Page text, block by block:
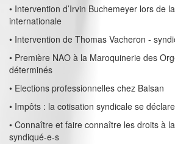
• Intervention d’Irvin Buchemeyer lors de
internationale
• Intervention de Thomas Vacheron -
• Première NAO à la Maroquinerie des
déterminés
• Elections professionnelles chez Balsan
• Impôts : la cotisation syndicale se déclare
• Connaître et faire connaître les droits à
syndiqué-e-s